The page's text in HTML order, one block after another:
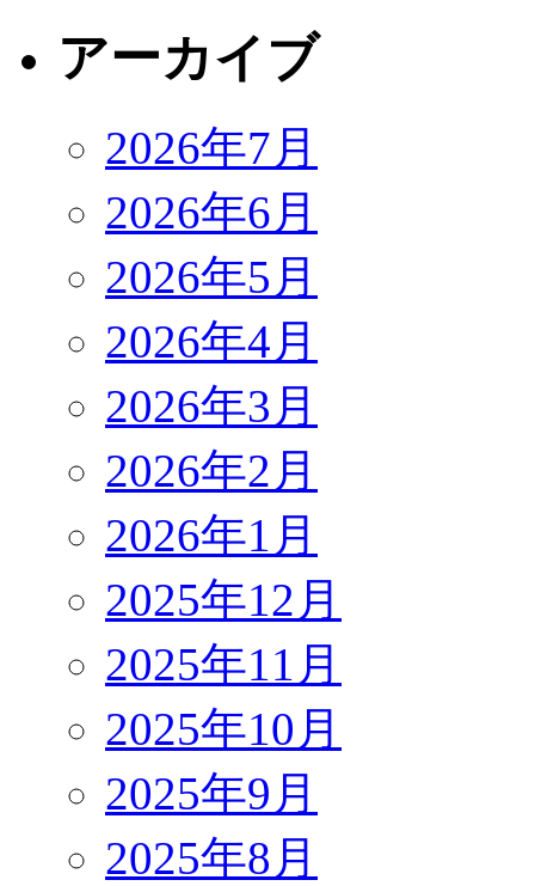
アーカイブ
2026年7月
2026年6月
2026年5月
2026年4月
2026年3月
2026年2月
2026年1月
2025年12月
2025年11月
2025年10月
2025年9月
2025年8月